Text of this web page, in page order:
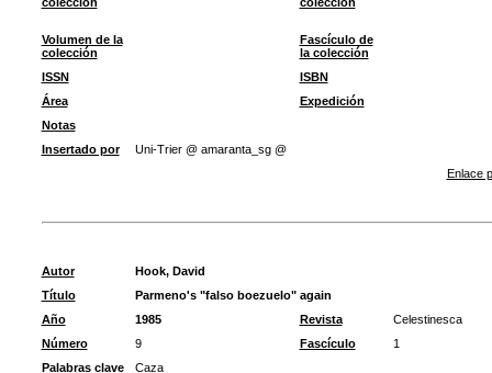
Volumen de la
colección
Fascículo de
la colección
ISSN
ISBN
Área
Expedición
Notas
Insertado por
Uni-Trier @ amaranta_sg @
Enlace
Autor
Hook, David
Título
Parmeno's "falso boezuelo" again
Año
1985 Revista
Celestinesca
Número
9 Fascículo
1
Palabras clave
Caza